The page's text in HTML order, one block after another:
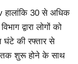
हालांकि 30 से अधिक
द्वारा लोगों को
घंटे की रफ्तार से
शुरू होने के साथ